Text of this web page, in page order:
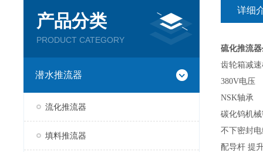
产品分类
PRODUCT CATEGORY
潜水推流器
流化推流器
填料推流器
详细
硫化推流
齿轮箱减
380V电压
NSK轴承
碳化钨机
不下密封
配导杆 提